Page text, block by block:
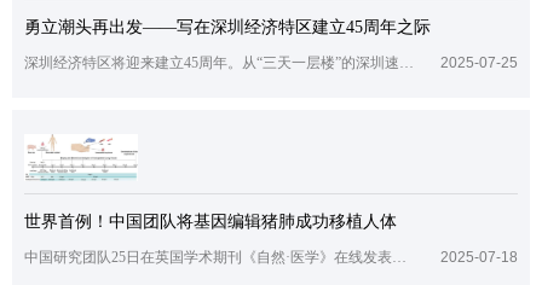
勇立潮头再出发——写在深圳经济特区建立45周年之际
深圳经济特区将迎来建立45周年。从“三天一层楼”的深圳速度，到“半小时落户”的深圳效率，再到“日均数百项专利”的深圳质量，这座改革开放后党和人民一手缔造的崭新城市，45年来始终勇立潮头。2020年10月，在深圳经济特区建立40周年庆祝大会上，习近平总书记指出，深圳要建设好中国特色社会主义先行示范区，创建社会主义现代化强国的城市范例，提高贯彻落实新发展理念能力和水平，形成全面深化改革、全面扩大开放新 2025-07-25
世界首例！中国团队将基因编辑猪肺成功移植人体
中国研究团队25日在英国学术期刊《自然·医学》在线发表论文，报告世界首个将基因编辑猪肺成功移植到脑死亡人体内的案例。该成果有望帮助缓解肺移植供体短缺的难题，被国际专家誉为相关领域的“一个里程碑”。研究团队提供的论文中示意图广州医科大学附属第一医院教授何建行率领的研究团队，将一只经过基因编辑的巴马香猪左肺移植到一名脑死亡者体内，模拟临床常见的单肺移植手术。该供体猪经过6处基因编辑，以降低其器官移植到 2025-07-18